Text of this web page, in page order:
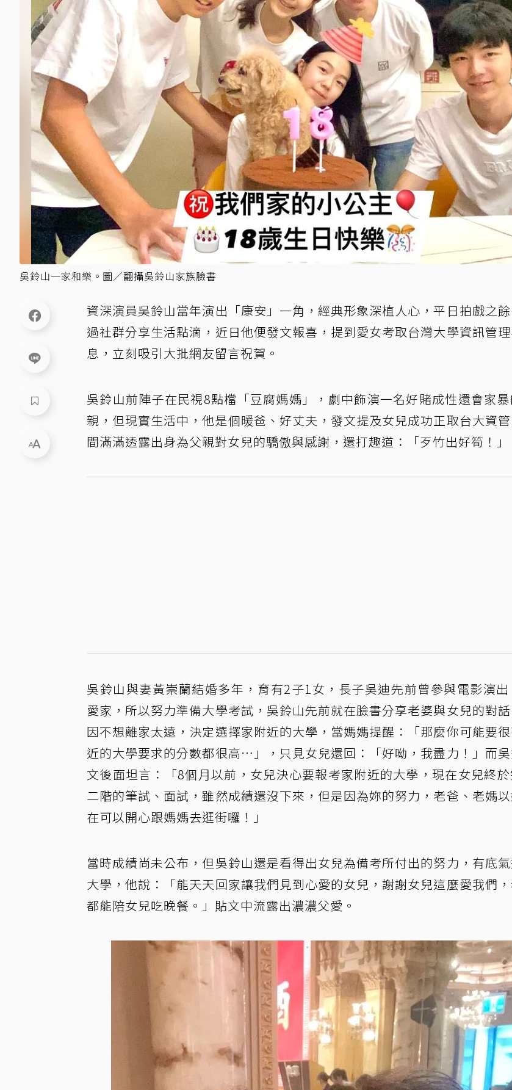
吳鈴山一家和樂。圖／翻攝吳鈴山家族臉書
資深演員吳鈴山當年演出「康安」一角，經典形象深植人心，平日拍戲之
過社群分享生活點滴，近日他便發文報喜，提到愛女考取台灣大學資訊管
息，立刻吸引大批網友留言祝賀。
吳鈴山前陣子在民視8點檔「豆腐媽媽」，劇中飾演一名好賭成性還會家
親，但現實生活中，他是個暖爸、好丈夫，發文提及女兒成功正取台大資
間滿滿透露出身為父親對女兒的驕傲與感謝，還打趣道：「歹竹出好筍！」
吳鈴山與妻黃崇蘭結婚多年，育有2子1女，長子吳迪先前曾參與電影演
愛家，所以努力準備大學考試，吳鈴山先前就在臉書分享老婆與女兒的對
因不想離家太遠，決定選擇家附近的大學，當媽媽提醒：「那麼你可能要
近的大學要求的分數都很高⋯」，只見女兒還回：「好呦，我盡力！」而
文後面坦言：「8個月以前，女兒決心要報考家附近的大學，現在女兒終
二階的筆試、面試，雖然成績還沒下來，但是因為妳的努力，老爸、老媽
在可以開心跟媽媽去逛街囉！」
當時成績尚未公布，但吳鈴山還是看得出女兒為備考所付出的努力，有底
大學，他說：「能天天回家讓我們見到心愛的女兒，謝謝女兒這麼愛我們
都能陪女兒吃晚餐。」貼文中流露出濃濃父愛。